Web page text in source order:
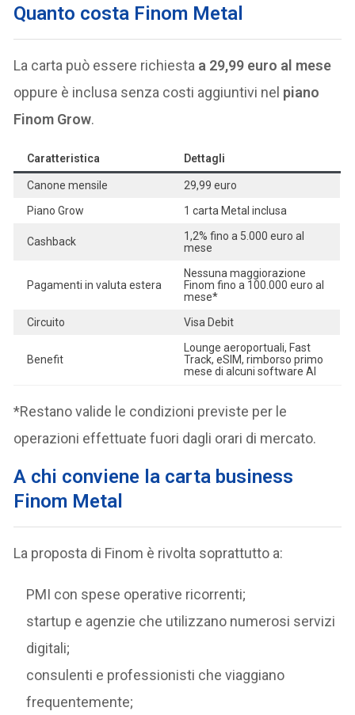
Quanto costa Finom Metal
La carta può essere richiesta a 29,99 euro al mese
oppure è inclusa senza costi aggiuntivi nel piano
Finom Grow.
Caratteristica Dettagli
Canone mensile
29,99 euro
Piano Grow
1 carta Metal inclusa
Cashback
1,2% fino a 5.000 euro al
mese
Pagamenti in valuta estera
Nessuna maggiorazione
Finom fino a 100.000 euro al
mese*
Circuito
Visa Debit
Benefit
Lounge aeroportuali, Fast
Track, eSIM, rimborso primo
mese di alcuni software AI
*Restano valide le condizioni previste per le
operazioni effettuate fuori dagli orari di mercato.
A chi conviene la carta business
Finom Metal
La proposta di Finom è rivolta soprattutto a:
PMI con spese operative ricorrenti;
startup e agenzie che utilizzano numerosi servizi
digitali;
consulenti e professionisti che viaggiano
frequentemente;